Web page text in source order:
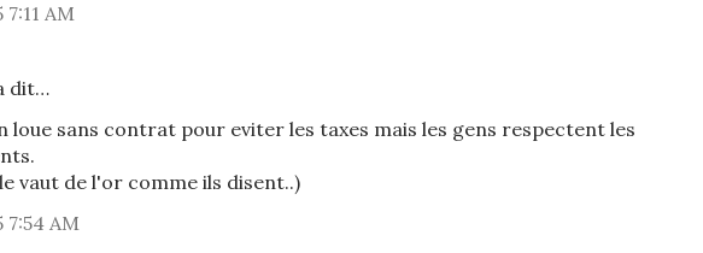
AM
dit…
loue sans contrat pour eviter les taxes mais les gens respectent les
vaut de l'or comme ils disent..)
AM